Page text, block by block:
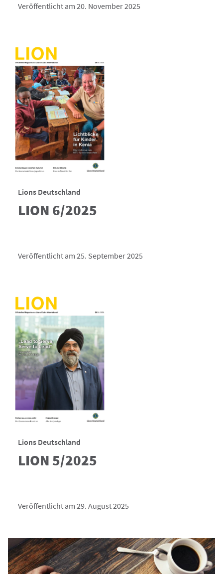
Veröffentlicht am 20. November 2025
Lions Deutschland
LION 6/2025
Veröffentlicht am 25. September 2025
Lions Deutschland
LION 5/2025
Veröffentlicht am 29. August 2025